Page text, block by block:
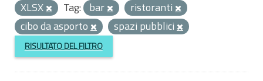
XLSX
Tag: bar
ristoranti
cibo da asporto
spazi pubblici
RISULTATO DEL FILTRO